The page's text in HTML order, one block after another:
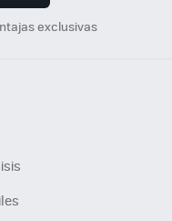
exclusivas